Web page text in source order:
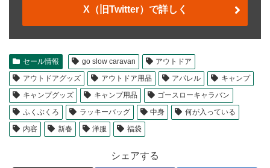
X（旧Twitter）で詳しく
セール情報 go slow caravan
アウトドア
アウトドアグッズ
アウトドア用品 アパレル
キャンプ
キャンプグッズ
キャンプ用品
ゴースローキャラバン
ふくぶくろ
ラッキーバッグ 中身
何が入っている
内容
新春 洋服 福袋
シェアする